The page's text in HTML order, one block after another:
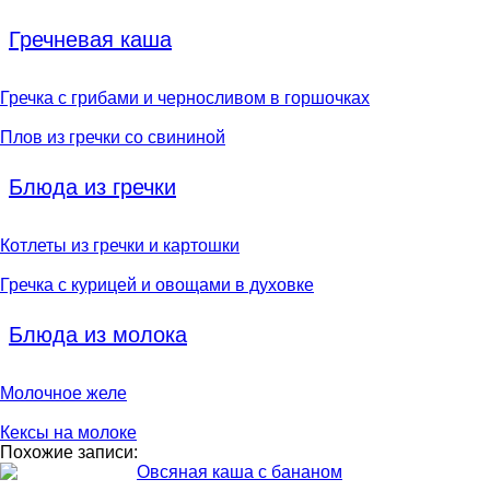
Гречневая каша
Гречка с грибами и черносливом в горшочках
Плов из гречки со свининой
Блюда из гречки
Котлеты из гречки и картошки
Гречка с курицей и овощами в духовке
Блюда из молока
Молочное желе
Кексы на молоке
Похожие записи:
Овсяная каша с бананом